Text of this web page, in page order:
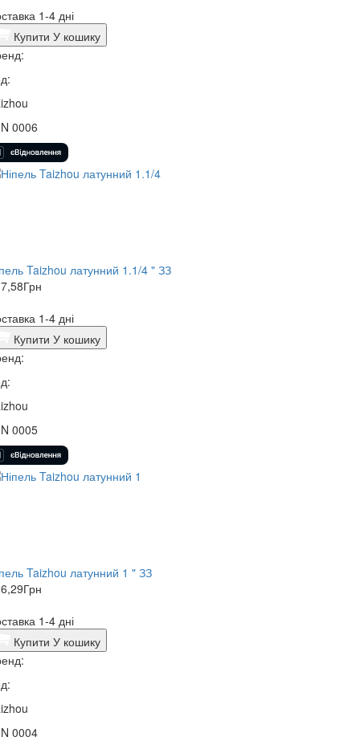
1-4 дні
Купити У кошику
0006
Taizhou латунний 1.1/4 " ЗЗ
Грн
1-4 дні
Купити У кошику
0005
Taizhou латунний 1 " ЗЗ
Грн
1-4 дні
Купити У кошику
0004